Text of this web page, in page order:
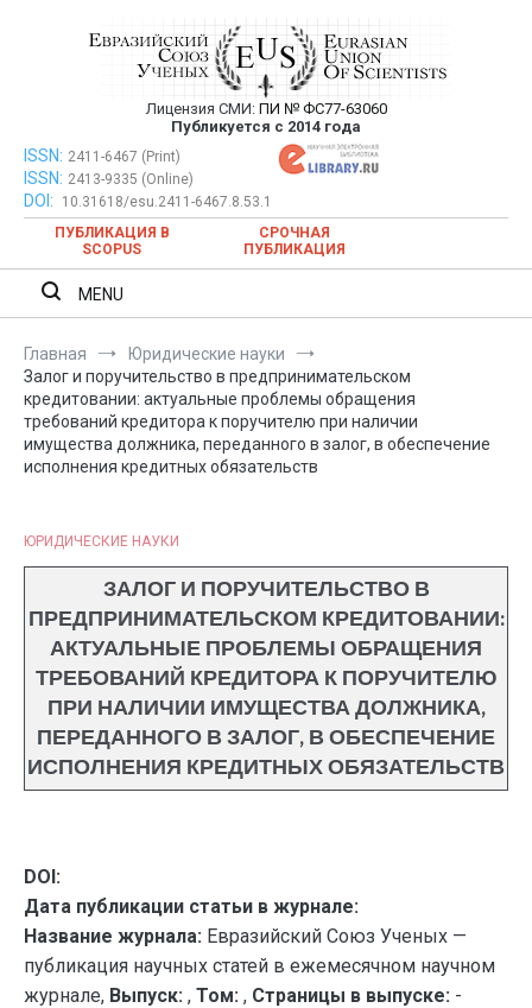
Евразийский Союз Ученых —
публикация научных статей в
ежемесячном научном журнале
Лицензия СМИ: ПИ № ФС77-63060
Публикуется с 2014 года
Евразийский Союз Ученых — публикация научных статей в
ежемесячном научном журнале
ISSN: 2411-6467 (Print)
ISSN: 2413-9335 (Online)
DOI:
10.31618/esu.2411-6467.8.53.1
ПУБЛИКАЦИЯ В
SCOPUS
СРОЧНАЯ
ПУБЛИКАЦИЯ
MENU
Главная
Юридические науки
Залог и поручительство в предпринимательском
кредитовании: актуальные проблемы обращения
требований кредитора к поручителю при наличии
имущества должника, переданного в залог, в обеспечение
исполнения кредитных обязательств
ЮРИДИЧЕСКИЕ НАУКИ
ЗАЛОГ И ПОРУЧИТЕЛЬСТВО В
ПРЕДПРИНИМАТЕЛЬСКОМ КРЕДИТОВАНИИ:
АКТУАЛЬНЫЕ ПРОБЛЕМЫ ОБРАЩЕНИЯ
ТРЕБОВАНИЙ КРЕДИТОРА К ПОРУЧИТЕЛЮ
ПРИ НАЛИЧИИ ИМУЩЕСТВА ДОЛЖНИКА,
ПЕРЕДАННОГО В ЗАЛОГ, В ОБЕСПЕЧЕНИЕ
ИСПОЛНЕНИЯ КРЕДИТНЫХ ОБЯЗАТЕЛЬСТВ
DOI:
Дата публикации статьи в журнале:
Название журнала: Евразийский Союз Ученых —
публикация научных статей в ежемесячном научном
журнале, Выпуск: , Том: , Страницы в выпуске: -